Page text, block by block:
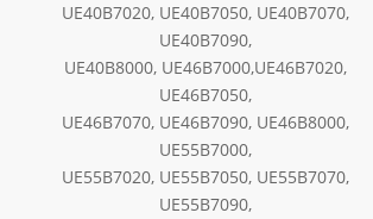
UE40B7020, UE40B7050, UE40B7070,
UE40B7090,
UE40B8000, UE46B7000,UE46B7020,
UE46B7050,
UE46B7070, UE46B7090, UE46B8000,
UE55B7000,
UE55B7020, UE55B7050, UE55B7070,
UE55B7090,